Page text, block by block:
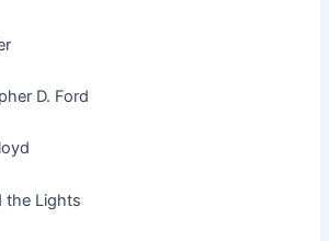
D. Ford
the Lights